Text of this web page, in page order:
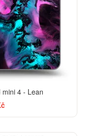
4 - Lean